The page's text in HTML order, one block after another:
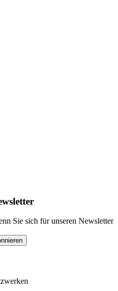
Sie sich für unseren Newsletter